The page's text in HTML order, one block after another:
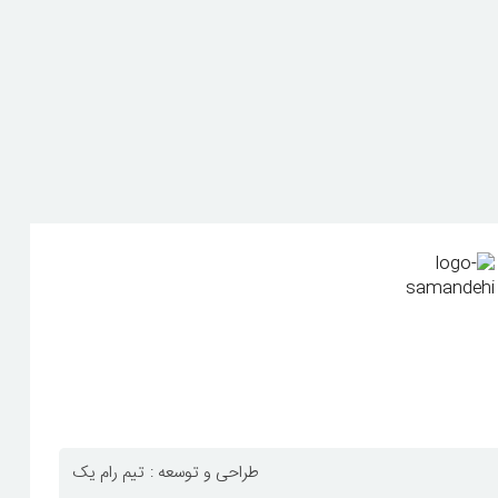
تیم رام یک طراحی و توسعه :